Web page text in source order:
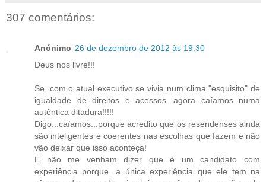
307 comentários:
Anónimo 26 de dezembro de 2012 às 19:30
Deus nos livre!!!
Se, com o atual executivo se vivia num clima "esquisito" de
igualdade de direitos e acessos...agora caíamos numa
autêntica ditadura!!!!!
Digo...caíamos...porque acredito que os resendenses ainda
são inteligentes e coerentes nas escolhas que fazem e não
vão deixar que isso aconteça!
E não me venham dizer que é um candidato com
experiência porque...a única experiência que ele tem na